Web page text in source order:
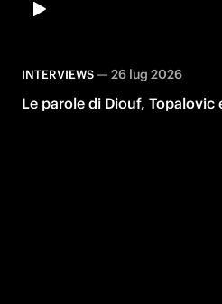
INTERVIEWS— 26 lug 2026
Le parole di Diouf, Topalovic